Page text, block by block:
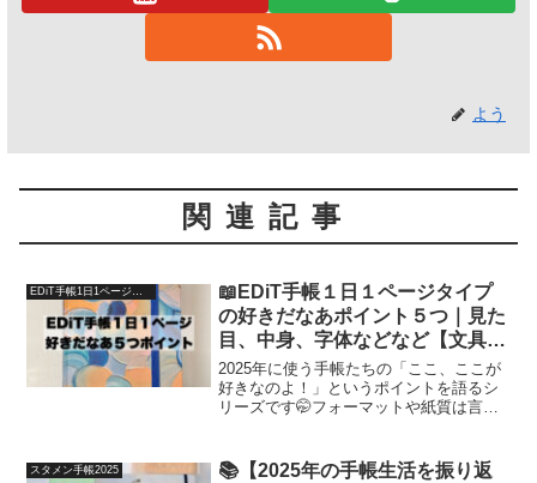
よう
関連記事
📖EDiT手帳１日１ページタイプ
の好きだなあポイント５つ｜見た
目、中身、字体などなど【文具沼
に浸かるなんとなく専業主婦の手
帳生活】
2025年に使う手帳たちの「ここ、ここが
好きなのよ！」というポイントを語るシ
リーズです🤭フォーマットや紙質は言う
ます！
スタメン手帳2025
📚【2025年の手帳生活を振り返